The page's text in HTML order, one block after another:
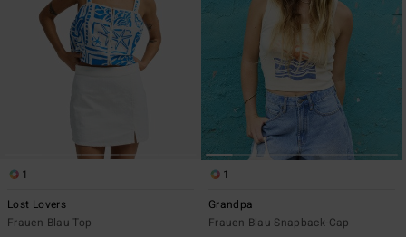
1
Lost Lovers
Frauen Blau Top
1
Grandpa
Frauen Blau Snapback-Cap